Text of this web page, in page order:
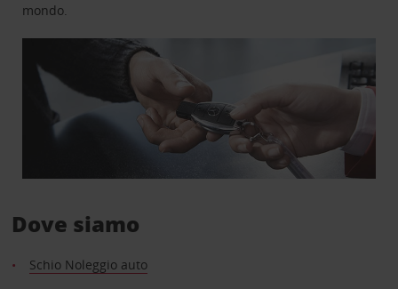
mondo.
Dove siamo
Schio Noleggio auto